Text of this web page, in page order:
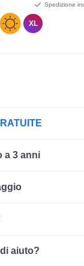
XL
Spedizione
a 3 anni
aiuto?